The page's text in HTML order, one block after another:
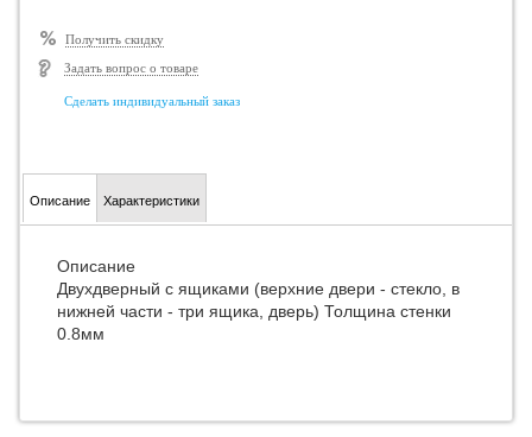
Получить скидку
Задать вопрос о товаре
Сделать индивидуальный заказ
Описание Характеристики
Описание
Двухдверный с ящиками (верхние двери - стекло, в
нижней части - три ящика, дверь) Толщина стенки
0.8мм